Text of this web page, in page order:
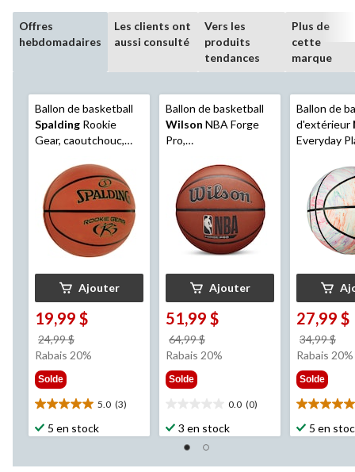
Offres
hebdomadaires
Les clients ont
aussi consulté
Vers les
produits
tendances
Plus de
cette
marque
Ballon de basketball
Spalding Rookie
Gear, caoutchouc,
Ajouter
19,99 $
24,99 $
était
Rabais 20%
Solde
5.0 (3)
5.0
étoile(s)
sur
5 en stock
Ballon de basketball
Wilson NBA Forge
Pro,
taille officielle 6 (28,5
po)
Ajouter
51,99 $
64,99 $
était
Rabais 20%
Solde
0.0 (0)
étoile(s)
sur
3 en stock
Ballon de
d'extérieur
Everyday
officielle 7
blanc
27,99 $
34,99 $
Rabais 20%
Solde
5.0
étoile(s)
sur
5 en